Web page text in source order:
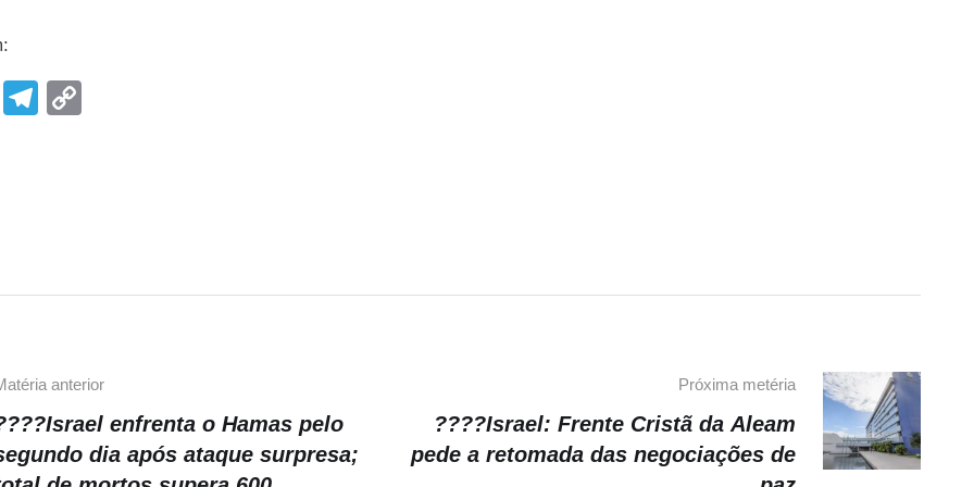
F
T
k
anterior
enfrenta o Hamas pelo
dia após ataque surpresa;
Próxima metéria
????Israel: Frente Cristã da Aleam
pede a retomada das negociações de